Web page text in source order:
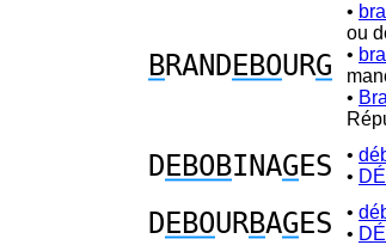
BRANDEBOURG
•
ou
•
•
DEBOBINAGES •
•
DEBOURBAGES •
•